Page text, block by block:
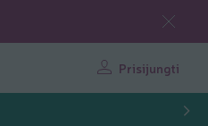
Prisijungti